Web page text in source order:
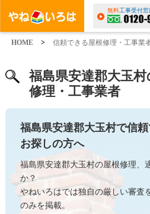
無料工事受付窓
HOME > 信頼できる屋根修理・工事業
福島県安達郡大玉
修理・工事業者
福島県安達郡大玉村で信
お探しの方へ
福島県安達郡大玉村の屋根修理、
か？
やねいろはでは独自の厳しい審査
のみを掲載。